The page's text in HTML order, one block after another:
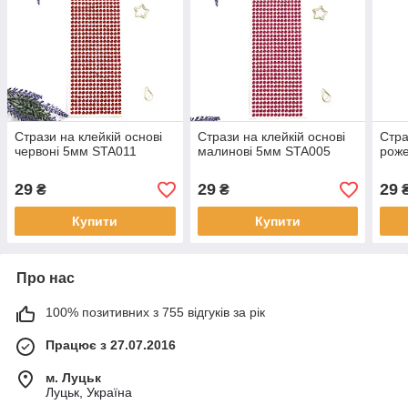
Стрази на клейкій основі
червоні 5мм STA011
29 ₴
Купити
Стрази на клейкій основі
малинові 5мм STA005
29₴
Купити
29
Про нас
100% позитивних з 755 відгуків за рік
Працює з 27.07.2016
м. Луцьк
Луцьк, Україна